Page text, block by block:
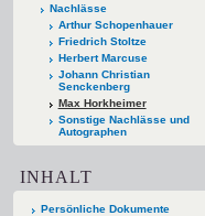
Nachlässe
Arthur Schopenhauer
Friedrich Stoltze
Herbert Marcuse
Johann Christian
Senckenberg
Max Horkheimer
Sonstige Nachlässe und
Autographen
INHALT
Persönliche Dokumente